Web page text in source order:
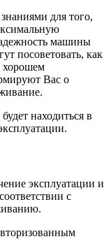
для того,
машины
посоветовать, как
хорошем
Вас о
находиться в
эксплуатации и
с